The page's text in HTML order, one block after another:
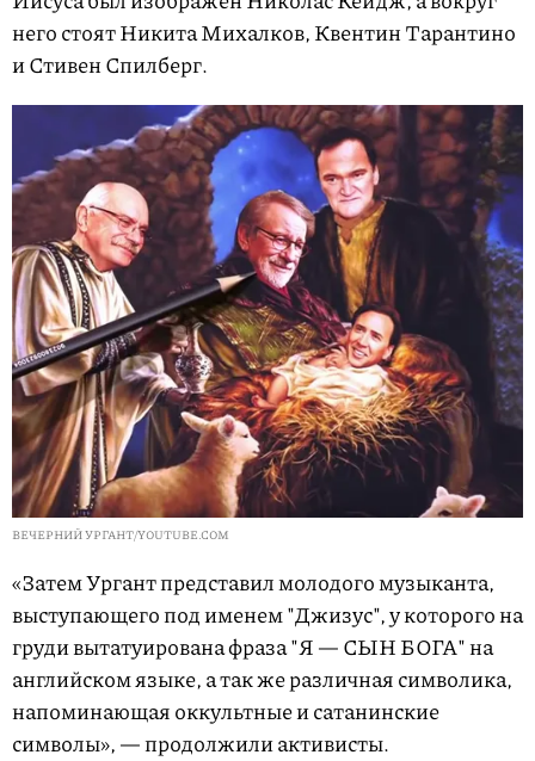
него стоят Никита Михалков, Квентин Тарантино
и Стивен Спилберг.
ВЕЧЕРНИЙ УРГАНТ/YOUTUBE.COM
«Затем Ургант представил молодого музыканта,
выступающего под именем "Джизус", у которого на
груди вытатуирована фраза "Я — СЫН БОГА" на
английском языке, а так же различная символика,
напоминающая оккультные и сатанинские
символы», — продолжили активисты.